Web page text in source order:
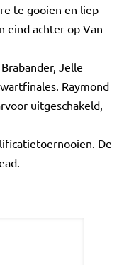
te gooien en liep
eind achter op Van
Jelle
Raymond
uitgeschakeld,
De